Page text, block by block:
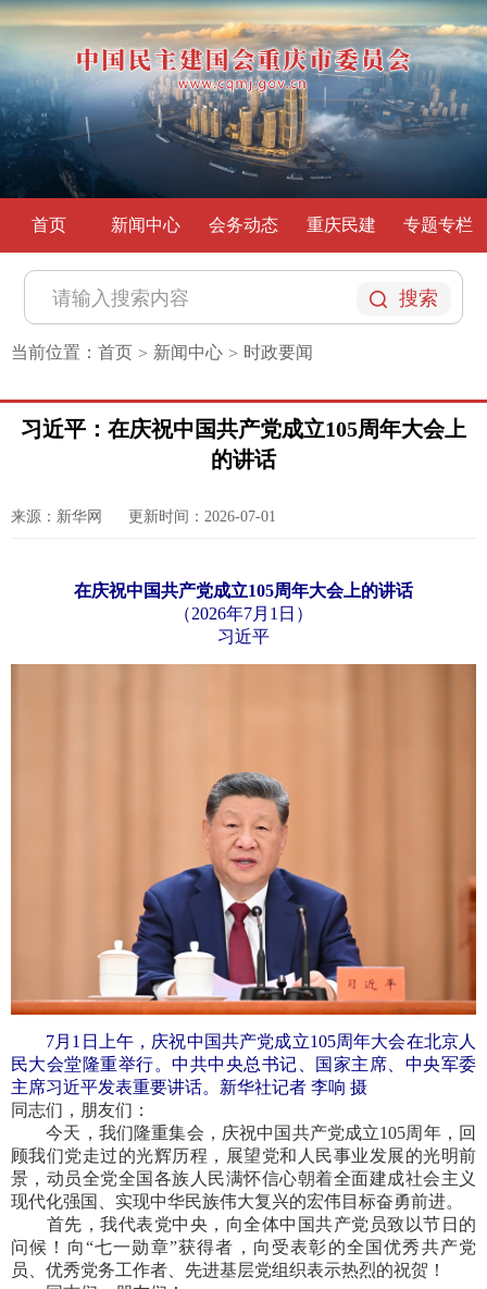
首页 新闻中心 会务动态 重庆民建 专题专栏
搜索
当前位置： 首页 > 新闻中心 > 时政要闻
习近平：在庆祝中国共产党成立105周年大会上
的讲话
来源：新华网 更新时间：2026-07-01
在庆祝中国共产党成立105周年大会上的讲话
（2026年7月1日）
习近平
7月1日上午，庆祝中国共产党成立105周年大会在北京人
民大会堂隆重举行。中共中央总书记、国家主席、中央军委
主席习近平发表重要讲话。新华社记者 李响 摄
同志们，朋友们：
今天，我们隆重集会，庆祝中国共产党成立105周年，回
顾我们党走过的光辉历程，展望党和人民事业发展的光明前
景，动员全党全国各族人民满怀信心朝着全面建成社会主义
现代化强国、实现中华民族伟大复兴的宏伟目标奋勇前进。
首先，我代表党中央，向全体中国共产党员致以节日的
问候！向“七一勋章”获得者，向受表彰的全国优秀共产党
员、优秀党务工作者、先进基层党组织表示热烈的祝贺！